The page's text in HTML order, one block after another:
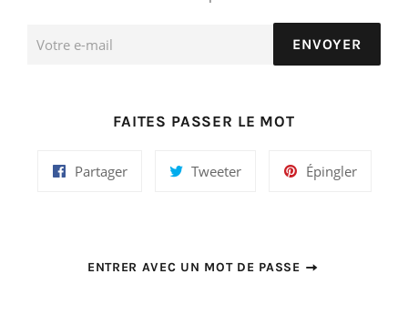
ENVOYER
FAITES PASSER LE MOT
PartagerPartager
TweeterTweeter
ÉpinglerÉpingler
ENTRER AVEC UN MOT DE PASSE